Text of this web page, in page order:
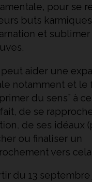
pour se
buts karmiques
et
aider une
notamment et le
du sens” à
de se
de ses idéaux
ou finaliser un
vers
du 13 septembre